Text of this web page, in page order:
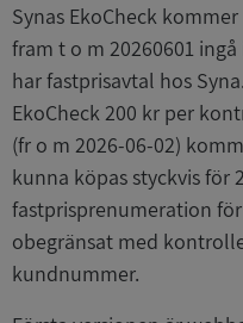
Synas EkoCheck
fram t o m 20260601
har fastprisavtal hos
EkoCheck 200 kr per
(fr o m 2026-06-02)
kunna köpas styckvis för
fastprisprenumeration
obegränsat med
kundnummer.